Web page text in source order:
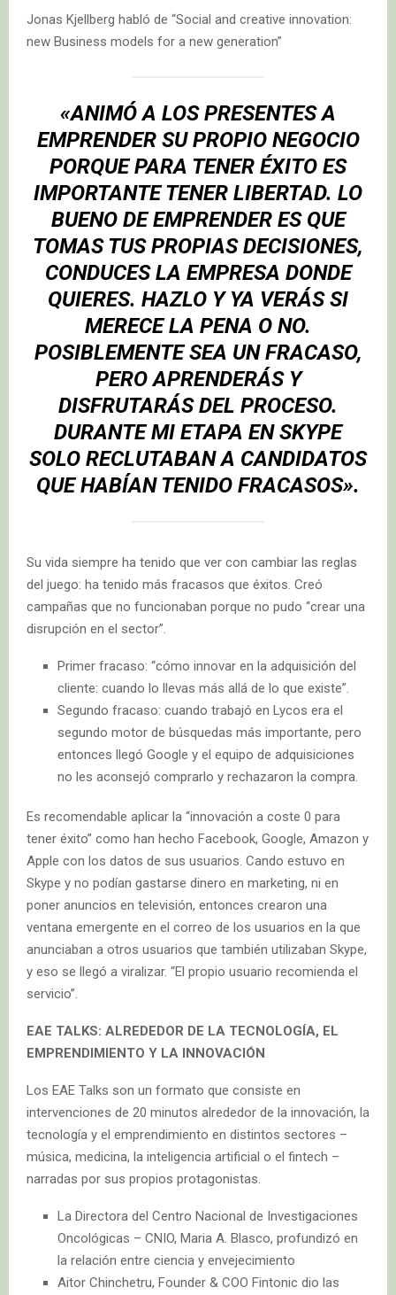
Jonas Kjellberg habló de “Social and creative innovation:
new Business models for a new generation”
«ANIMÓ A LOS PRESENTES A
EMPRENDER SU PROPIO NEGOCIO
PORQUE PARA TENER ÉXITO ES
IMPORTANTE TENER LIBERTAD. LO
BUENO DE EMPRENDER ES QUE
TOMAS TUS PROPIAS DECISIONES,
CONDUCES LA EMPRESA DONDE
QUIERES. HAZLO Y YA VERÁS SI
MERECE LA PENA O NO.
POSIBLEMENTE SEA UN FRACASO,
PERO APRENDERÁS Y
DISFRUTARÁS DEL PROCESO.
DURANTE MI ETAPA EN SKYPE
SOLO RECLUTABAN A CANDIDATOS
QUE HABÍAN TENIDO FRACASOS».
Su vida siempre ha tenido que ver con cambiar las reglas
del juego: ha tenido más fracasos que éxitos. Creó
campañas que no funcionaban porque no pudo “crear una
disrupción en el sector”.
Primer fracaso: “cómo innovar en la adquisición del
cliente: cuando lo llevas más allá de lo que existe”.
Segundo fracaso: cuando trabajó en Lycos era el
segundo motor de búsquedas más importante, pero
entonces llegó Google y el equipo de adquisiciones
no les aconsejó comprarlo y rechazaron la compra.
Es recomendable aplicar la “innovación a coste 0 para
tener éxito” como han hecho Facebook, Google, Amazon y
Apple con los datos de sus usuarios. Cando estuvo en
Skype y no podían gastarse dinero en marketing, ni en
poner anuncios en televisión, entonces crearon una
ventana emergente en el correo de los usuarios en la que
anunciaban a otros usuarios que también utilizaban Skype,
y eso se llegó a viralizar. “El propio usuario recomienda el
servicio”.
EAE TALKS: ALREDEDOR DE LA TECNOLOGÍA, EL
EMPRENDIMIENTO Y LA INNOVACIÓN
Los EAE Talks son un formato que consiste en
intervenciones de 20 minutos alrededor de la innovación, la
tecnología y el emprendimiento en distintos sectores –
música, medicina, la inteligencia artificial o el fintech –
narradas por sus propios protagonistas.
La Directora del Centro Nacional de Investigaciones
Oncológicas – CNIO, Maria A. Blasco, profundizó en
la relación entre ciencia y envejecimiento
Aitor Chinchetru, Founder & COO Fintonic dio las